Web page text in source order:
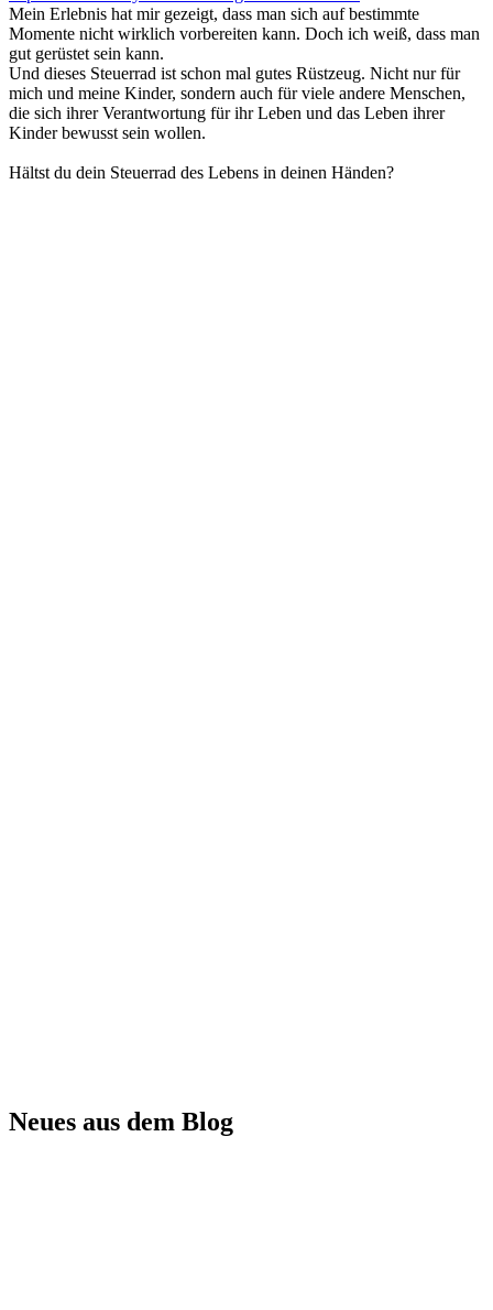
Mein Erlebnis hat mir gezeigt, dass man sich auf bestimmte
Momente nicht wirklich vorbereiten kann. Doch ich weiß, dass man
gut gerüstet sein kann.
Und dieses Steuerrad ist schon mal gutes Rüstzeug. Nicht nur für
mich und meine Kinder, sondern auch für viele andere Menschen,
die sich ihrer Verantwortung für ihr Leben und das Leben ihrer
Kinder bewusst sein wollen.
Hältst du dein Steuerrad des Lebens in deinen Händen?
Neues aus dem Blog